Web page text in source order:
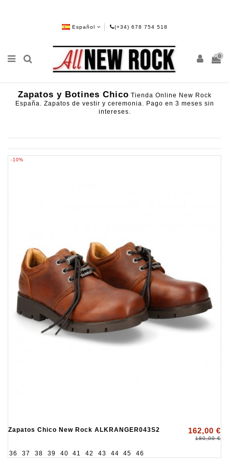
Español (+34) 678 754 518
0
Zapatos y Botines Chico Tienda Online New Rock
España. Zapatos de vestir y ceremonia. Pago en 3 meses sin
intereses.
-10%
Zapatos Chico New Rock ALKRANGER043S2 162,00 €
180,00 €
36 37 38 39 40 41 42 43 44 45 46